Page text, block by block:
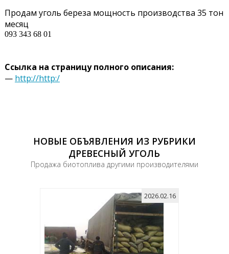
Продам уголь береза мощность производства 35 тон
месяц
093 343 68 01
Ссылка на страницу полного описания:
— http://http:/
НОВЫЕ ОБЪЯВЛЕНИЯ ИЗ РУБРИКИ
ДРЕВЕСНЫЙ УГОЛЬ
Продажа биотоплива другими производителями
2026.02.16